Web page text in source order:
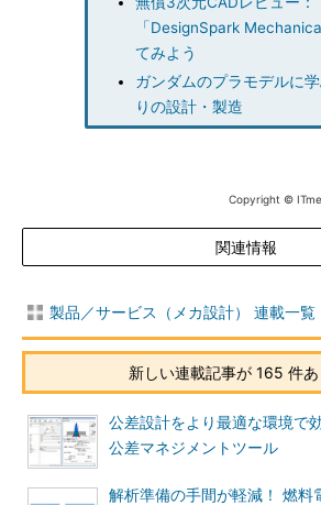
「DesignSpark
てみよう
ガンダムのプラモデルに
りの設計・製造
Copyright ©
関連情報
製品／サービス（メカ設計） 連載一覧
新しい連載記事が 165 件
公差設計をより最適な環境で
公差マネジメントツール
解析準備の手間が軽減！ 燃料